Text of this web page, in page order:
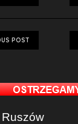
POST